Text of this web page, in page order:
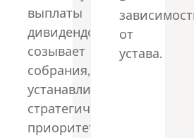
выплаты
дивидендов,
созывает
собрания,
устанавливает
стратегические
приоритеты.
от
устава.